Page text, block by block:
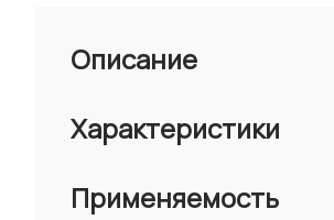
Описание
Характеристики
Применяемость